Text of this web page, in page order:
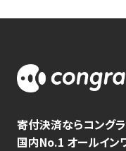
寄付決済ならコング
国内No.1 オールイン